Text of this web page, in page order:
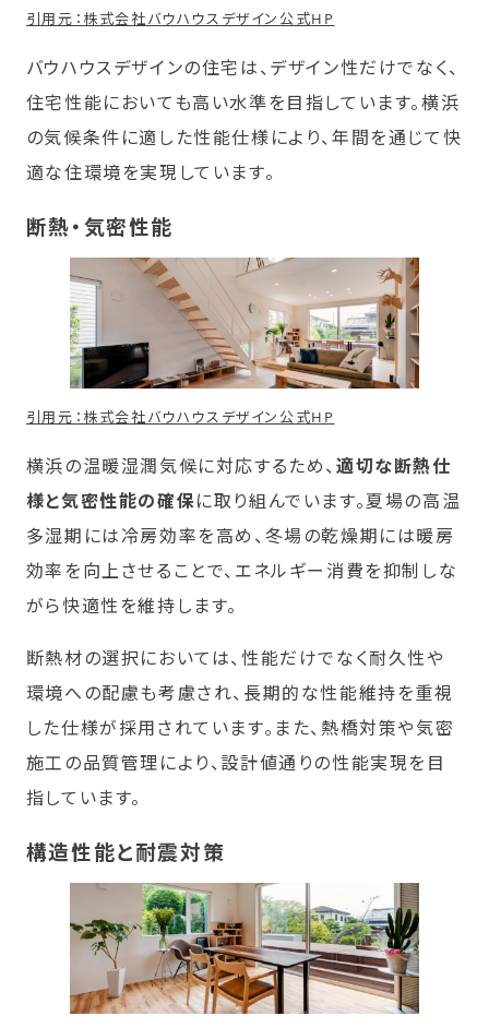
引用元：株式会社バウハウスデザイン公式HP
バウハウスデザインの住宅は、デザイン性だけでなく、
住宅性能においても高い水準を目指しています。横浜
の気候条件に適した性能仕様により、年間を通じて快
適な住環境を実現しています。
断熱・気密性能
引用元：株式会社バウハウスデザイン公式HP
横浜の温暖湿潤気候に対応するため、適切な断熱仕
様と気密性能の確保に取り組んでいます。夏場の高温
多湿期には冷房効率を高め、冬場の乾燥期には暖房
効率を向上させることで、エネルギー消費を抑制しな
がら快適性を維持します。
断熱材の選択においては、性能だけでなく耐久性や
環境への配慮も考慮され、長期的な性能維持を重視
した仕様が採用されています。また、熱橋対策や気密
施工の品質管理により、設計値通りの性能実現を目
指しています。
構造性能と耐震対策